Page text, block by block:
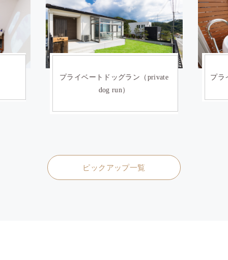
プライベートサウナ(private sauna) イン
ピックアップ一覧